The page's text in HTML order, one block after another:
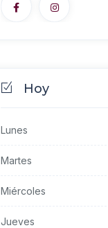
Hoy
Lunes
Martes
Miércoles
Jueves